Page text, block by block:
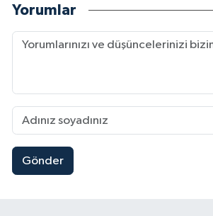
Yorumlar
Gönder